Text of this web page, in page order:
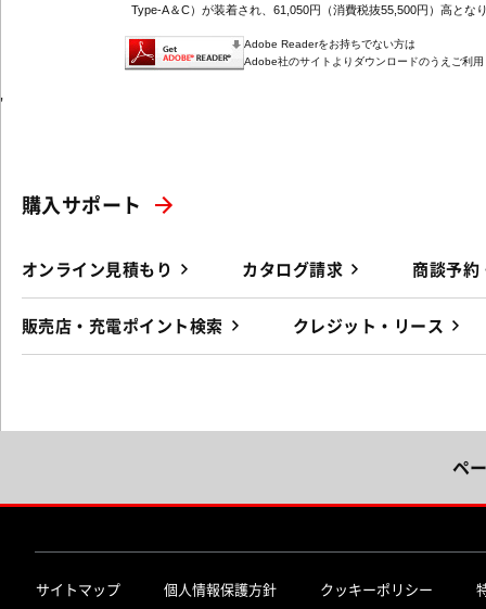
Type-A＆C）が装着され、61,050円（消費税抜55,500円）高とな
Adobe Readerをお持ちでない方は
Adobe社のサイトよりダウンロードのうえご利
'
購入サポート
オンライン見積もり カタログ請求 商談予約
販売店・充電ポイント検索 クレジット・リース
ペ
サイトマップ 個人情報保護方針 クッキーポリシー